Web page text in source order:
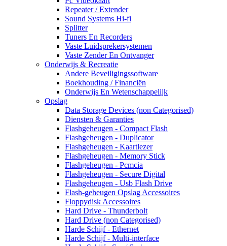
Repeater / Extender
Sound Systems Hi-fi
Splitter
Tuners En Recorders
Vaste Luidsprekersystemen
Vaste Zender En Ontvanger
Onderwijs & Recreatie
Andere Beveiligingssoftware
Boekhouding / Financiën
Onderwijs En Wetenschappelijk
Opslag
Data Storage Devices (non Categorised)
Diensten & Garanties
Flashgeheugen - Compact Flash
Flashgeheugen - Duplicator
Flashgeheugen - Kaartlezer
Flashgeheugen - Memory Stick
Flashgeheugen - Pcmcia
Flashgeheugen - Secure Digital
Flashgeheugen - Usb Flash Drive
Flash-geheugen Opslag Accessoires
Floppydisk Accessoires
Hard Drive - Thunderbolt
Hard Drive (non Categorised)
Harde Schijf - Ethernet
Harde Schijf - Multi-interface